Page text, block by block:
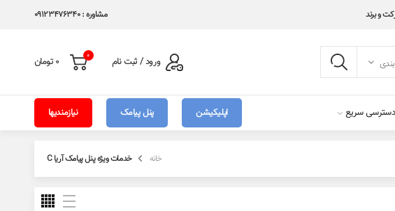
و برند مشاوره : 09123476340
ورود / ثبت نام 0
0 تومان
دسترسی سریع اپلیکیشن پنل پیامک نیازمندیها
خانه خدمات ویژه پنل پیامک آریا C